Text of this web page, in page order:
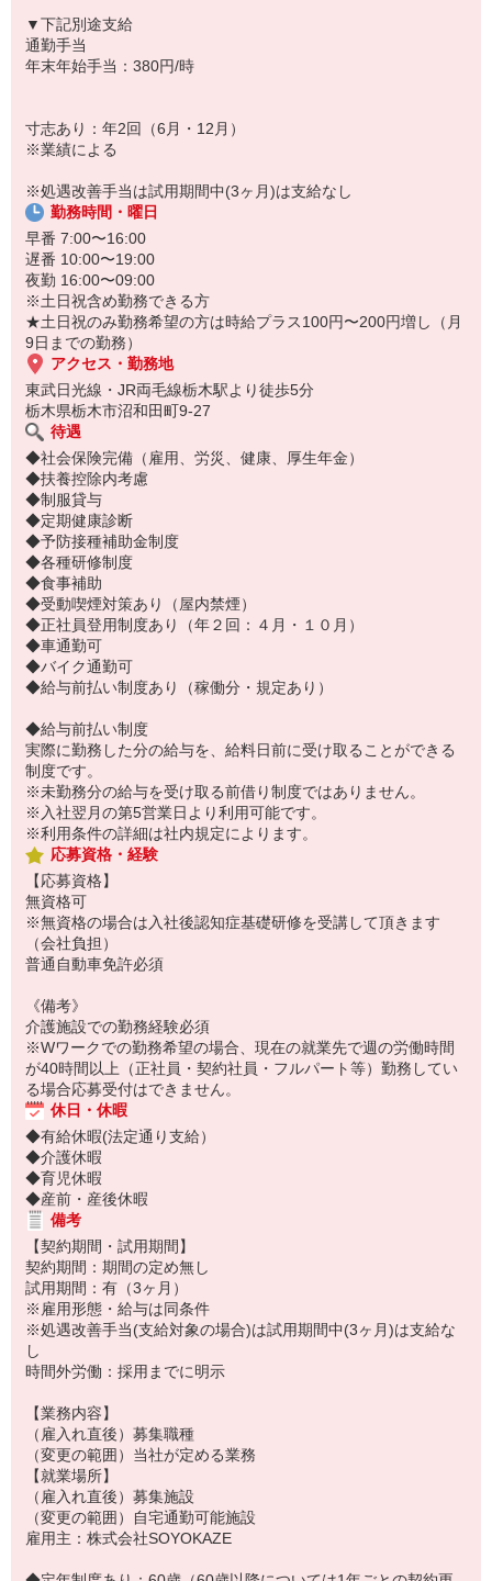
◆スキルアップも叶う
幅広いサービスを展開する当社ならではの強みとして、在宅系から
入居系まで様々な経験を積むことが可能。スキルの幅が広がり、介
ャリアアップを全力で応援します。
▼下記別途支給
通勤手当
年末年始手当：380円/時
寸志あり：年2回（6月・12月）
※業績による
※処遇改善手当は試用期間中(3ヶ月)は支給なし
勤務時間・曜日
早番 7:00〜16:00
遅番 10:00〜19:00
夜勤 16:00〜09:00
※土日祝含め勤務できる方
★土日祝のみ勤務希望の方は時給プラス100円〜200円増し（月
9日までの勤務）
アクセス・勤務地
東武日光線・JR両毛線栃木駅より徒歩5分
栃木県栃木市沼和田町9-27
待遇
◆社会保険完備（雇用、労災、健康、厚生年金）
◆扶養控除内考慮
◆制服貸与
◆定期健康診断
◆予防接種補助金制度
◆各種研修制度
◆食事補助
◆受動喫煙対策あり（屋内禁煙）
◆正社員登用制度あり（年２回：４月・１０月）
◆車通勤可
◆バイク通勤可
◆給与前払い制度あり（稼働分・規定あり）
◆給与前払い制度
実際に勤務した分の給与を、給料日前に受け取ることができる
制度です。
※未勤務分の給与を受け取る前借り制度ではありません。
※入社翌月の第5営業日より利用可能です。
※利用条件の詳細は社内規定によります。
応募資格・経験
【応募資格】
無資格可
※無資格の場合は入社後認知症基礎研修を受講して頂きます
（会社負担）
普通自動車免許必須
《備考》
介護施設での勤務経験必須
※Wワークでの勤務希望の場合、現在の就業先で週の労働時間
が40時間以上（正社員・契約社員・フルパート等）勤務してい
る場合応募受付はできません。
休日・休暇
◆有給休暇(法定通り支給）
◆介護休暇
◆育児休暇
◆産前・産後休暇
備考
【契約期間・試用期間】
契約期間：期間の定め無し
試用期間：有（3ヶ月）
※雇用形態・給与は同条件
※処遇改善手当(支給対象の場合)は試用期間中(3ヶ月)は支給な
し
時間外労働：採用までに明示
【業務内容】
（雇入れ直後）募集職種
（変更の範囲）当社が定める業務
【就業場所】
（雇入れ直後）募集施設
（変更の範囲）自宅通勤可能施設
雇用主：株式会社SOYOKAZE